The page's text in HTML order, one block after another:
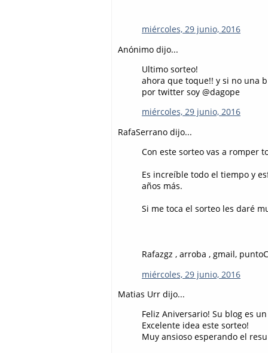
miércoles, 29 junio, 2016
Anónimo dijo...
Ultimo sorteo!
ahora que toque!! y si no una
por twitter soy @dagope
miércoles, 29 junio, 2016
RafaSerrano dijo...
Con este sorteo vas a romper
Es increíble todo el tiempo y
años más.
Si me toca el sorteo les daré
Rafazgz , arroba , gmail,
miércoles, 29 junio, 2016
Matias Urr dijo...
Feliz Aniversario! Su blog es
Excelente idea este sorteo!
Muy ansioso esperando el